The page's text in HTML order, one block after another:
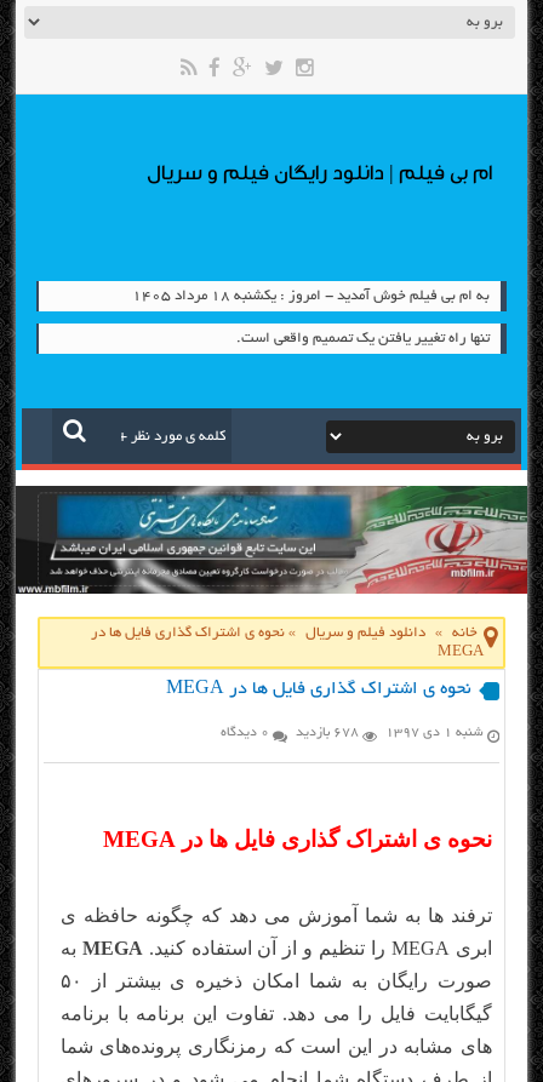
ام بی فیلم | دانلود رایگان فیلم و سریال
به ام بی فیلم خوش آمدید - امروز : یکشنبه ۱۸ مرداد ۱۴۰۵
تنها راه تغییر یافتن یک تصمیم واقعی است.
خانه » دانلود فیلم و سریال »نحوه ی اشتراک گذاری فایل ها در
MEGA
نحوه ی اشتراک گذاری فایل ها در MEGA
شنبه ۱ دی ۱۳۹۷ 678 بازدید 0 دیدگاه
نحوه ی اشتراک گذاری فایل ها در MEGA
ترفند ها به شما آموزش می دهد که چگونه حافظه ی
ابری MEGA را تنظیم و از آن استفاده کنید.
MEGA به
صورت رایگان به شما امکان ذخیره ی بیشتر از ۵۰
گیگابایت فایل را می دهد. تفاوت این برنامه با برنامه
های مشابه در این است که رمزنگاری پرونده‌های شما